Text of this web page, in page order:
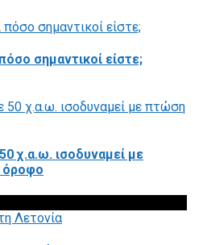
σημαντικοί είστε;
χ.α.ω. ισοδυναμεί με